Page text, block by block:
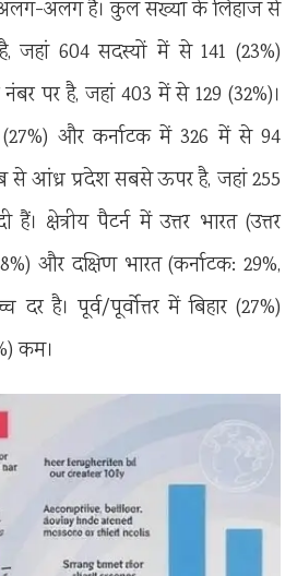
अलग-अलग है। कुल संख्या के लिहाज से
जहां 604 सदस्यों में से 141 (23%)
नंबर पर है, जहां 403 में से 129 (32%)।
और कर्नाटक में 326 में से 94
से आंध्र प्रदेश सबसे ऊपर है, जहां 255
क्षेत्रीय पैटर्न में उत्तर भारत (उत्तर
और दक्षिण भारत (कर्नाटक: 29%,
है। पूर्व/पूर्वोत्तर में बिहार (27%)
कम।